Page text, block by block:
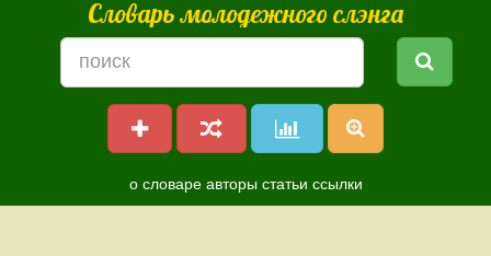
Словарь молодежного слэнга
о словаре авторы статьи ссылки